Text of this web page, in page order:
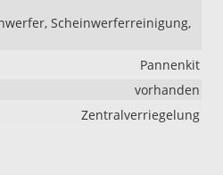
Scheinwerferreinigung,
Pannenkit
vorhanden
Zentralverriegelung